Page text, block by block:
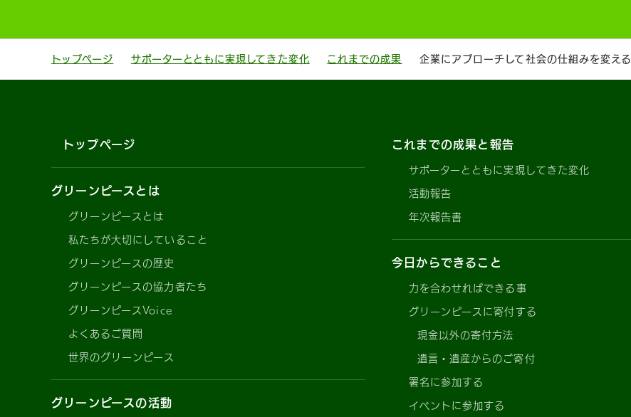
トップページ サポーターとともに実現してきた変化 これまでの成果 企業にアプローチして社会の仕組みを変える
トップページ
グリーンピースとは
グリーンピースとは
私たちが大切にしていること
グリーンピースの歴史
グリーンピースの協力者たち
グリーンピースVoice
よくあるご質問
世界のグリーンピース
グリーンピースの活動
これまでの成果と報告
サポーターとともに実現してきた変化
活動報告
年次報告書
今日からできること
力を合わせればできる事
グリーンピースに寄付する
現金以外の寄付方法
遺言・遺産からのご寄付
署名に参加する
イベントに参加する